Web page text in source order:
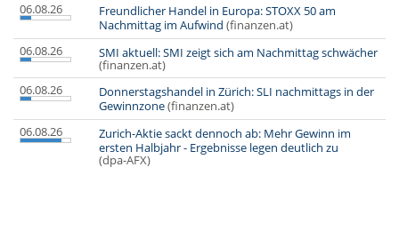
06.08.26
Freundlicher Handel in Europa: STOXX 50 am
Nachmittag im Aufwind (finanzen.at)
06.08.26
SMI aktuell: SMI zeigt sich am Nachmittag schwächer
(finanzen.at)
06.08.26
Donnerstagshandel in Zürich: SLI nachmittags in der
Gewinnzone(finanzen.at)
06.08.26
Zurich-Aktie sackt dennoch ab: Mehr Gewinn im
ersten Halbjahr - Ergebnisse legen deutlich zu
(dpa-AFX)